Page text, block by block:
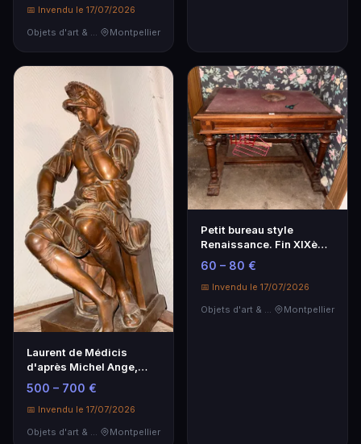
📅 Invendu le 17/07/2026
Objets d'art & Curiosités
Montpellier
Laurent de Médicis
d'après Michel Ange,
sujet en bronze
500 – 700 €
📅 Invendu le 17/07/2026
Objets d'art & Curiosités
Montpellier
Petit bureau style
Renaissance. Fin XIXème
siècle 73 x 65 x …
60 – 80 €
📅 Invendu le 17/07/2026
Objets d'art & Curiosités
Montpellier